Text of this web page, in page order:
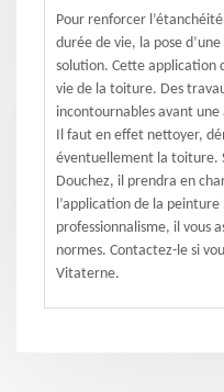
Pour renforcer
durée de vie, la pose
solution. Cette application
vie de la toiture. Des
incontournables avant
Il faut en effet nettoyer,
éventuellement la toiture.
Douchez, il prendra en
l’application de la
professionnalisme, il vous
normes. Contactez-le si
Vitaterne.